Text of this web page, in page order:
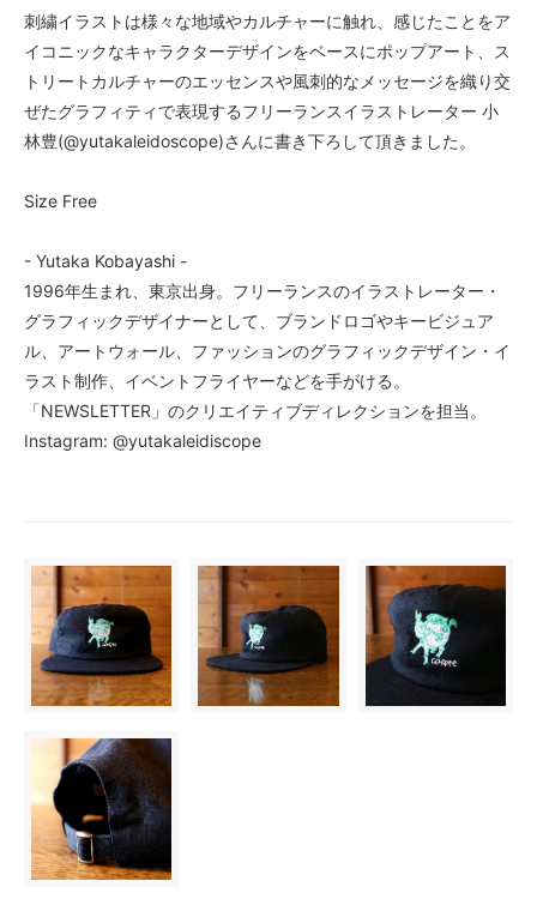
刺繍イラストは様々な地域やカルチャーに触れ、感じたことをア
イコニックなキャラクターデザインをベースにポップアート、ス
トリートカルチャーのエッセンスや風刺的なメッセージを織り交
ぜたグラフィティで表現するフリーランスイラストレーター 小
林豊(@yutakaleidoscope)さんに書き下ろして頂きました。
Size Free
- Yutaka Kobayashi -
1996年生まれ、東京出身。フリーランスのイラストレーター・
グラフィックデザイナーとして、ブランドロゴやキービジュア
ル、アートウォール、ファッションのグラフィックデザイン・イ
ラスト制作、イベントフライヤーなどを手がける。
「NEWSLETTER」のクリエイティブディレクションを担当。
Instagram: @yutakaleidiscope